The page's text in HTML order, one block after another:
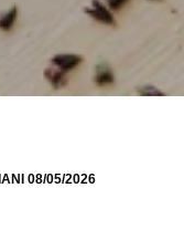
08/05/2026